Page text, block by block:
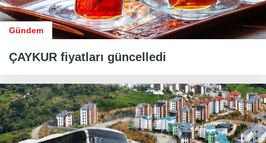
Gündem
ÇAYKUR fiyatları güncelledi